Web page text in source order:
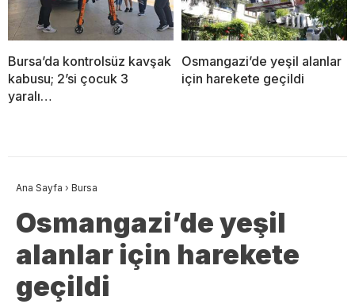
Bursa’da kontrolsüz kavşak
kabusu; 2’si çocuk 3
yaralı…
Osmangazi’de yeşil alanlar
için harekete geçildi
Ana Sayfa › Bursa
Osmangazi’de yeşil
alanlar için harekete
geçildi